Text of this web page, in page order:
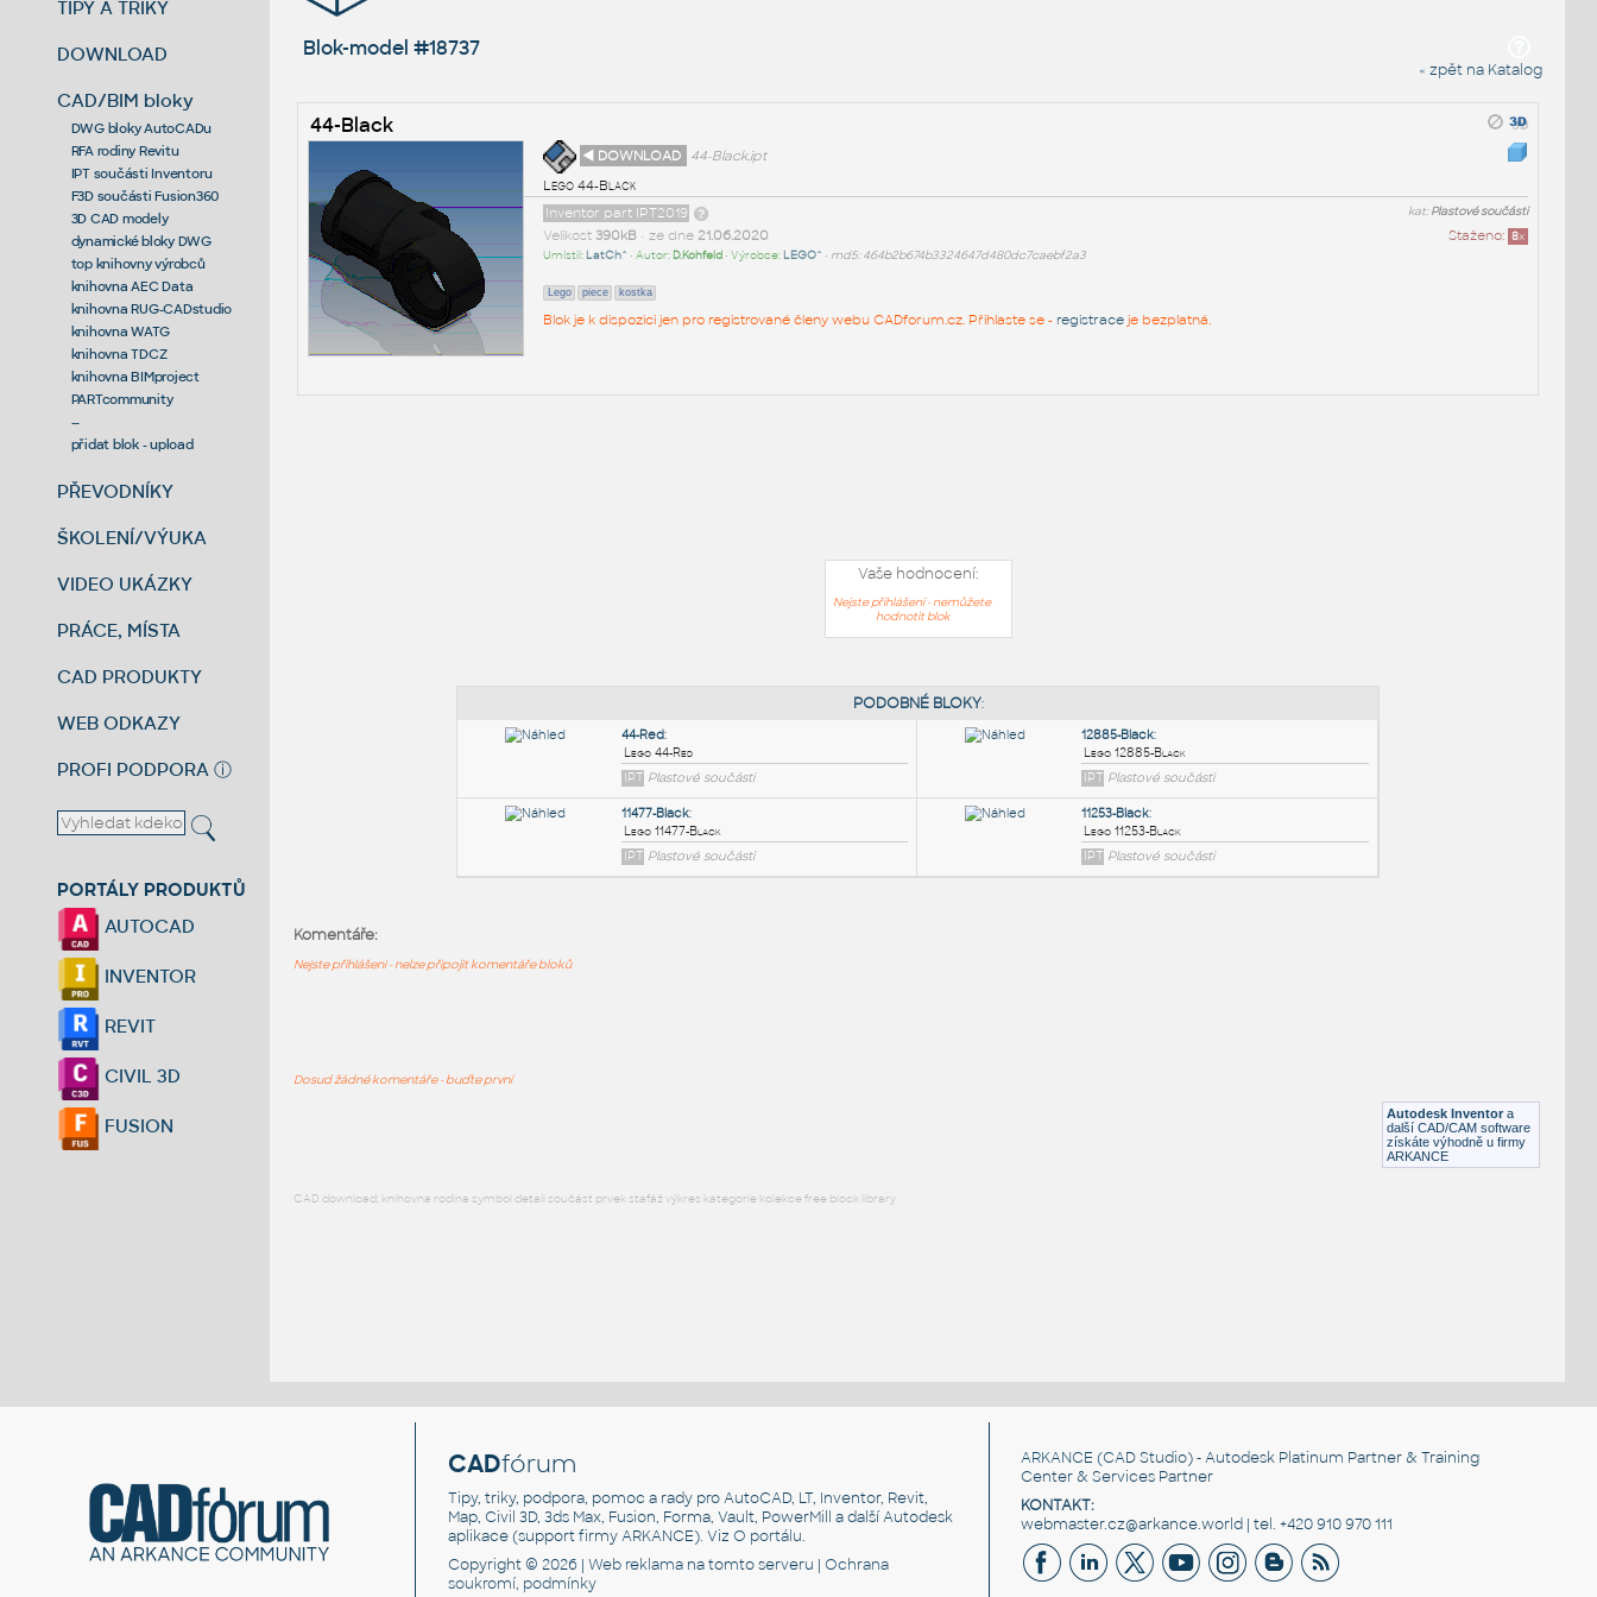
TIPY A TRIKY
DOWNLOAD
CAD/BIM bloky
DWG bloky AutoCADu
RFA rodiny Revitu
IPT součásti Inventoru
F3D součásti Fusion360
3D CAD modely
dynamické bloky DWG
top knihovny výrobců
knihovna AEC Data
knihovna RUG-CADstudio
knihovna WATG
knihovna TDCZ
knihovna BIMproject
PARTcommunity
--
přidat blok - upload
PŘEVODNÍKY
ŠKOLENÍ/VÝUKA
VIDEO UKÁZKY
PRÁCE, MÍSTA
CAD PRODUKTY
WEB ODKAZY
PROFI PODPORA ⓘ
PORTÁLY PRODUKTŮ
AUTOCAD
INVENTOR
REVIT
CIVIL 3D
FUSION
Blok-model #18737
« zpět na Katalog
44-Black
◄ DOWNLOAD
44-Black.ipt
Lego 44-Black
kat:Plastové součásti
Inventor part IPT2019
Staženo: 8x
Velikost 390kB• ze dne 21.06.2020
Umístil: LatCh^ • Autor: D.Kohfeld• Výrobce: LEGO^ • md5: 464b2b674b3324647d480dc7caebf2a3
Lego piece kostka
Blok je k dispozici jen pro registrované členy webu CADforum.cz. Přihlaste se - registraceje bezplatná.
Vaše hodnocení:
Nejste přihlášeni - nemůžete
hodnotit blok
Plastové součásti
Autodesk Inventor a
další CAD/CAM software
získáte výhodně u firmy
ARKANCE
Komentáře:
Nejste přihlášeni - nelze připojit komentáře bloků
Dosud žádné komentáře - buďte první
CAD download: knihovna rodina symbol detail součást prvek stafáž výkres kategorie kolekce free block library
CADfórum
Tipy, triky, podpora, pomoc a rady pro AutoCAD, LT, Inventor, Revit,
Map, Civil 3D, 3ds Max, Fusion, Forma, Vault, PowerMill a další Autodesk
aplikace (support firmy ARKANCE). VizO portálu.
Copyright © 2026 |Web reklama na tomto serveru |Ochrana
soukromí, podmínky
ARKANCE (CAD Studio) - Autodesk Platinum Partner & Training
Center & Services Partner
KONTAKT:
webmaster.cz@arkance.world | tel. +420 910 970 111